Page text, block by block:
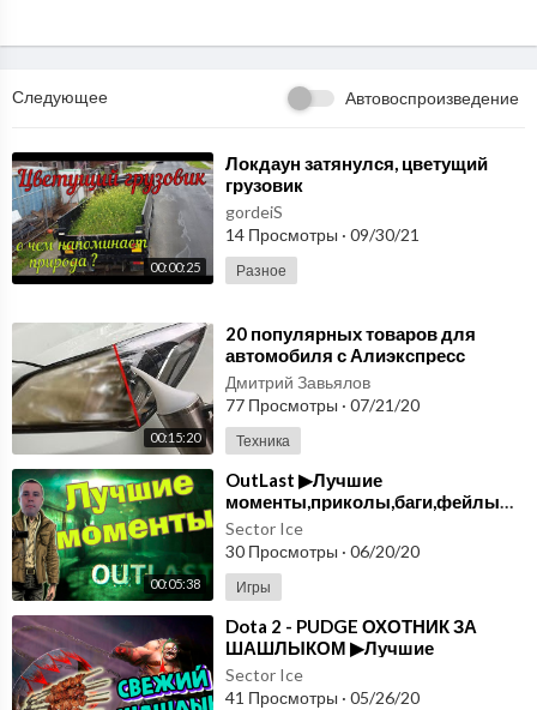
Следующее Автовоспроизведение
00:00:25
⁣Локдаун затянулся, цветущий
грузовик
gordeiS
14 Просмотры · 09/30/21
Разное
00:15:20
⁣20 популярных товаров для
автомобиля с Алиэкспресс
Aliexpress покупки для авто №46
Дмитрий Завьялов
77 Просмотры · 07/21/20
Техника
00:05:38
OutLast ▶Лучшие
моменты,приколы,баги,фейлы▶выпуск#11
Sector Ice
30 Просмотры · 06/20/20
Игры
Dota 2 - PUDGE ОХОТНИК ЗА
ШАШЛЫКОМ ▶Лучшие
Sector Ice
41 Просмотры · 05/26/20